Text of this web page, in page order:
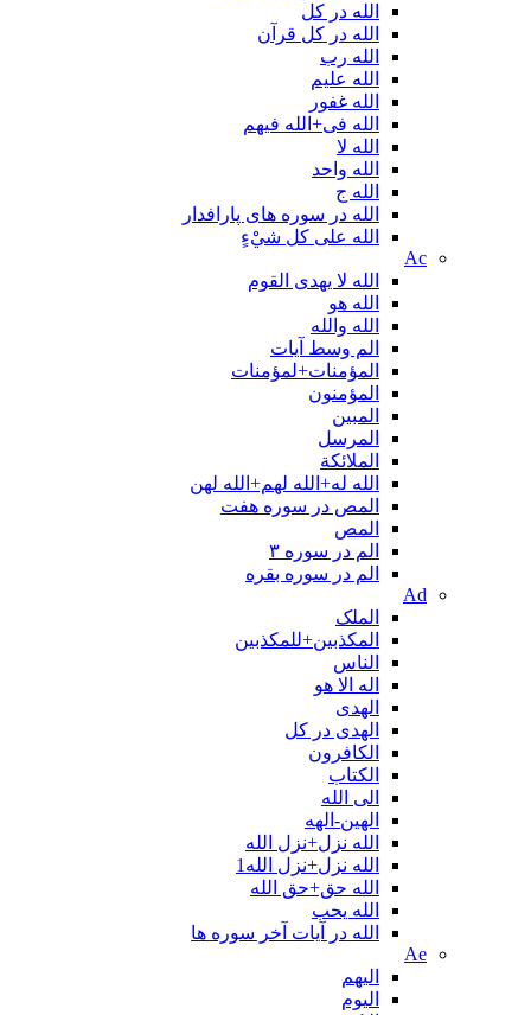
الله در کل
الله در کل قرآن
الله رب
الله علیم
الله غفور
الله فی+الله فیهم
الله لا
الله واحد
الله ج
الله در سوره های پارافدار
الله علی کل شيْءٍ
Ac
الله لا یهدی القوم
الله هو
الله والله
الم وسط آیات
المؤمنات+لمؤمنات
المؤمنون
المبین
المرسل
الملائكة
الله له+الله لهم+الله لهن
المص در سوره هفت
المص
الم در سوره ۳
الم در سوره بقره
Ad
الملک
المکذبین+للمکذبین
الناس
اله الا هو
الهدی
الهدی در کل
الکافرون
الکتاب
الی الله
الهین-الهه
الله نزل+نزل الله
الله نزل+نزل الله1
الله حق+حق الله
الله یحب
الله در آیات آخر سوره ها
Ae
الیهم
الیوم